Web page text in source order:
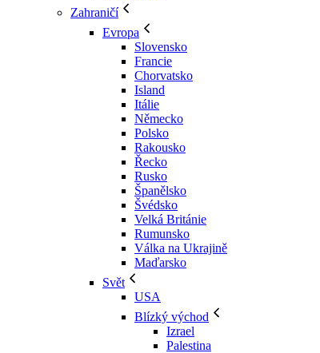
Zahraničí
Evropa
Slovensko
Francie
Chorvatsko
Island
Itálie
Německo
Polsko
Rakousko
Řecko
Rusko
Španělsko
Švédsko
Velká Británie
Rumunsko
Válka na Ukrajině
Maďarsko
Svět
USA
Blízký východ
Izrael
Palestina